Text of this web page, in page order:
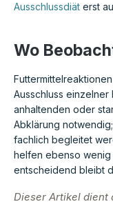
Ausschlussdiät erst
Wo
Ausschluss
anhaltenden oder
Abklärung
fachlich begleitet
helfen ebenso wenig
entscheidend bleibt
Dieser Artikel dient